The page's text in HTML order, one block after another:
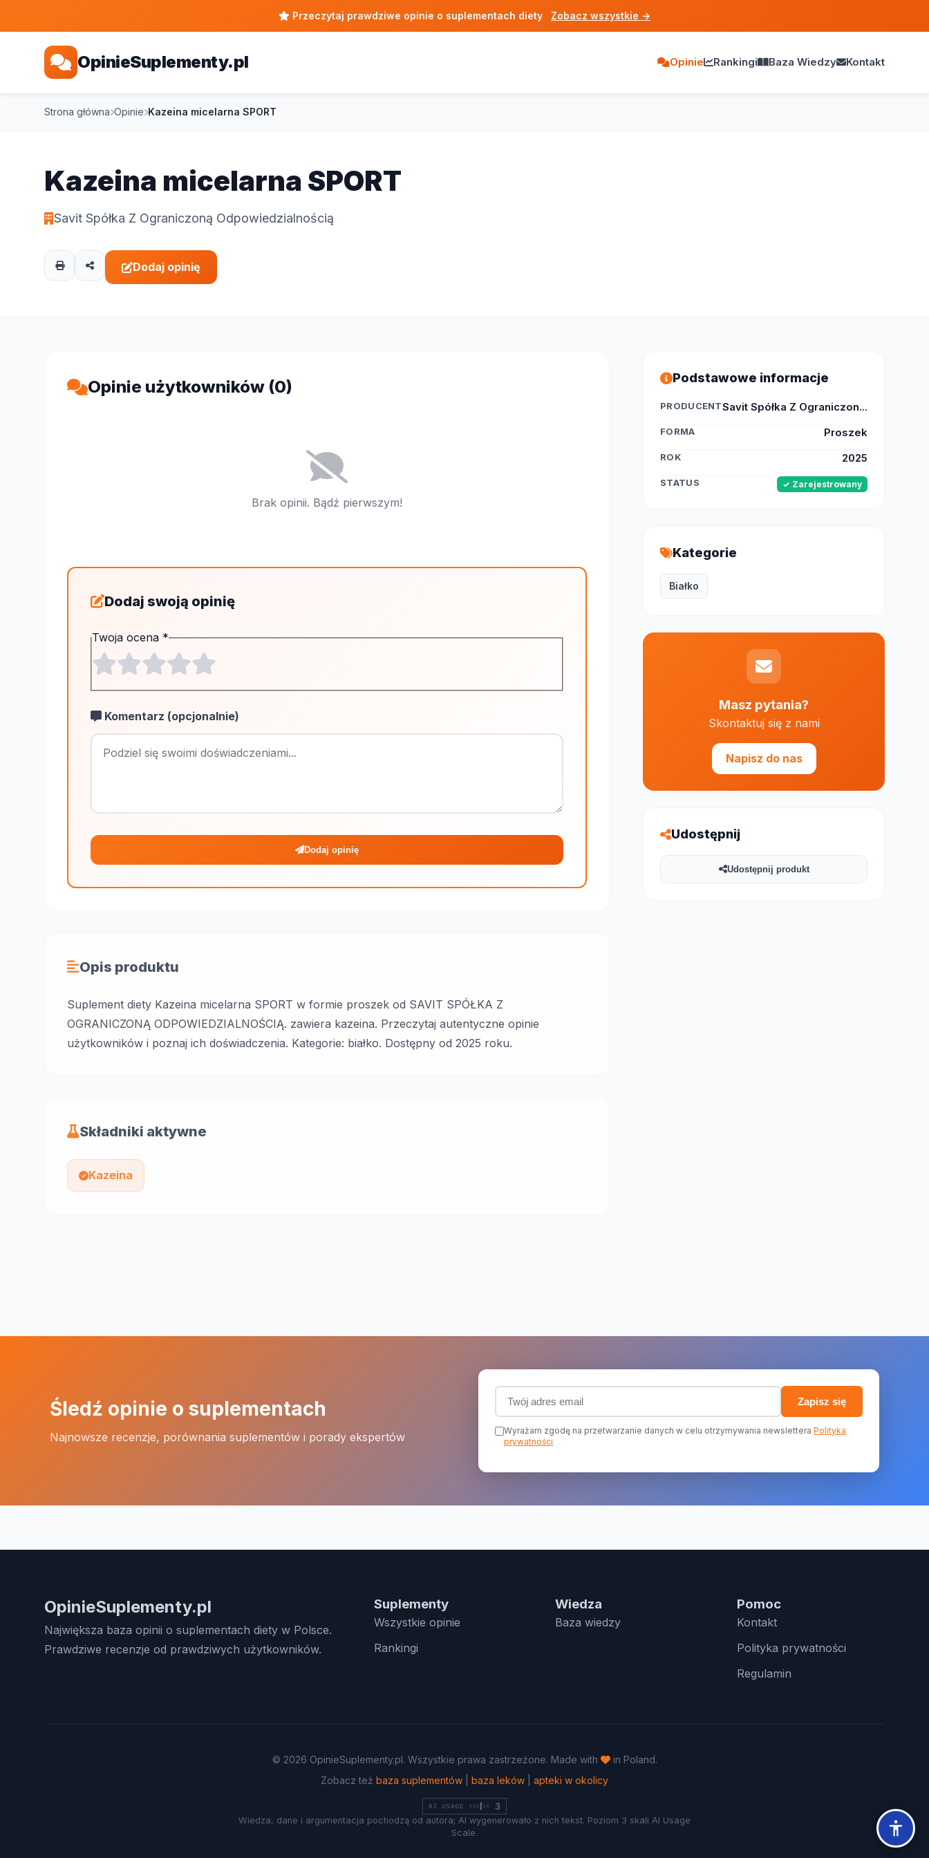
Przeczytaj prawdziwe opinie o suplementach diety Zobacz wszystkie →
OpinieSuplementy.pl Opinie Rankingi Baza Wiedzy Kontakt
Strona główna Opinie Kazeina micelarna SPORT
Kazeina micelarna SPORT
Savit Spółka Z Ograniczoną Odpowiedzialnością
Dodaj opinię
Opinie użytkowników (0)
Brak opinii. Bądź pierwszym!
Dodaj swoją opinię
Twoja ocena *
Komentarz (opcjonalnie)
Maksymalnie 1000 znaków
Dodaj opinię
Opis produktu
Suplement diety Kazeina micelarna SPORT w formie proszek od SAVIT SPÓŁKA Z
OGRANICZONĄ ODPOWIEDZIALNOŚCIĄ. zawiera kazeina. Przeczytaj autentyczne opinie
użytkowników i poznaj ich doświadczenia. Kategorie: białko. Dostępny od 2025 roku.
Składniki aktywne
Kazeina
Podstawowe informacje
PRODUCENTSavit Spółka Z Ograniczon...
FORMA Proszek
ROK 2025
STATUS ✓ Zarejestrowany
Kategorie
Białko
Masz pytania?
Skontaktuj się z nami
Napisz do nas
Udostępnij
Udostępnij produkt
Śledź opinie o suplementach
Najnowsze recenzje, porównania suplementów i porady ekspertów
Adres email (wymagany)
Zapisz się
Wyrażam zgodę na przetwarzanie danych w celu otrzymywania newslettera Polityka
prywatności
OpinieSuplementy.pl
Największa baza opinii o suplementach diety w Polsce.
Prawdziwe recenzje od prawdziwych użytkowników.
Suplementy
Wszystkie opinie
Rankingi
Wiedza
Baza wiedzy
Pomoc
Kontakt
Polityka prywatności
Regulamin
© 2026 OpinieSuplementy.pl. Wszystkie prawa zastrzeżone. Made with
in Poland.
Zobacz też baza suplementów baza leków apteki w okolicy
Wiedza, dane i argumentacja pochodzą od autora; AI wygenerowało z nich tekst. Poziom 3 skali AI Usage
Scale.